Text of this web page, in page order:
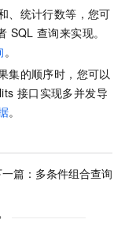
、统计行数等，您可
SQL 查询来实现。
。
集的顺序时，您可以
接口实现多并发导
。
篇： 多条件组合查询